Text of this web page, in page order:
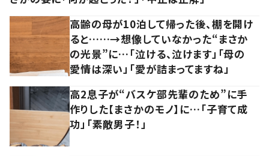
高齢の母が10泊して帰った後、棚を開け
ると……→想像していなかった“まさか
の光景”に…「泣ける、泣けます」「母の
愛情は深い」「愛が詰まってますね」
高2息子が“バスケ部先輩のため”に手
作りした【まさかのモノ】に…「子育て成
功」「素敵男子！」